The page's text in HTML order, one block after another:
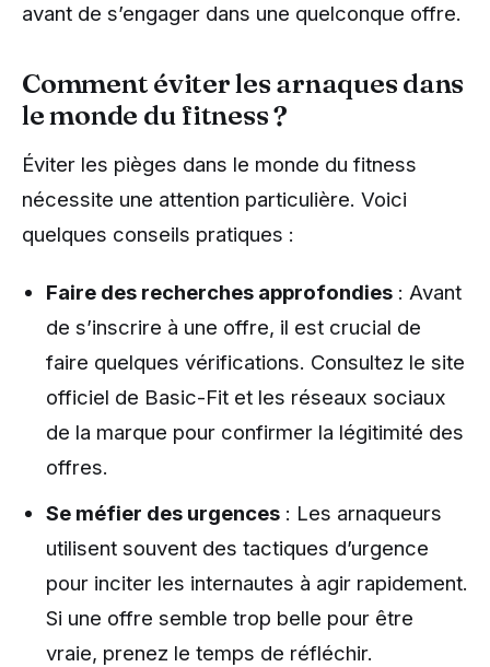
avant de s’engager dans une quelconque offre.
Comment éviter les arnaques dans
le monde du fitness ?
Éviter les pièges dans le monde du fitness
nécessite une attention particulière. Voici
quelques conseils pratiques :
Faire des recherches approfondies : Avant
de s’inscrire à une offre, il est crucial de
faire quelques vérifications. Consultez le site
officiel de Basic-Fit et les réseaux sociaux
de la marque pour confirmer la légitimité des
offres.
Se méfier des urgences : Les arnaqueurs
utilisent souvent des tactiques d’urgence
pour inciter les internautes à agir rapidement.
Si une offre semble trop belle pour être
vraie, prenez le temps de réfléchir.